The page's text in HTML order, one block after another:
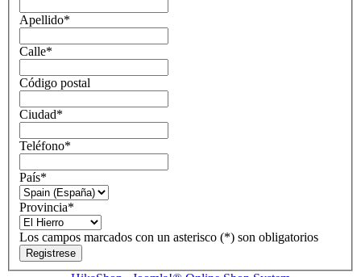
Apellido*
Calle*
Código postal
Ciudad*
Teléfono*
País*
Provincia*
Los campos marcados con un asterisco (*) son obligatorios
Registrese